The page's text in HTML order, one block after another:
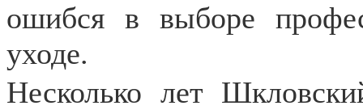
ошибся в выборе
уходе.
Несколько лет